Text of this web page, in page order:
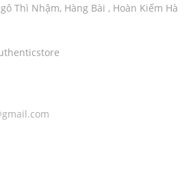
Thì Nhậm, Hàng Bài , Hoàn Kiếm Hà